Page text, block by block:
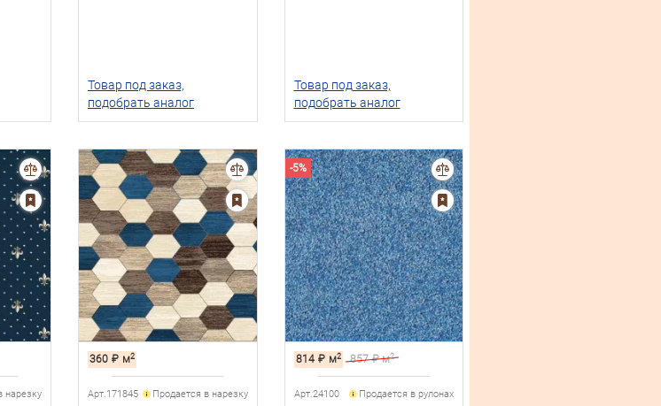
Товар под заказ,
подобрать аналог
Товар под заказ,
подобрать аналог
нарезку
360 ₽ м2
Арт.171845 Продается в нарезку
-5%
814 ₽ м2 857 ₽ м2
Арт.24100 Продается в рулонах